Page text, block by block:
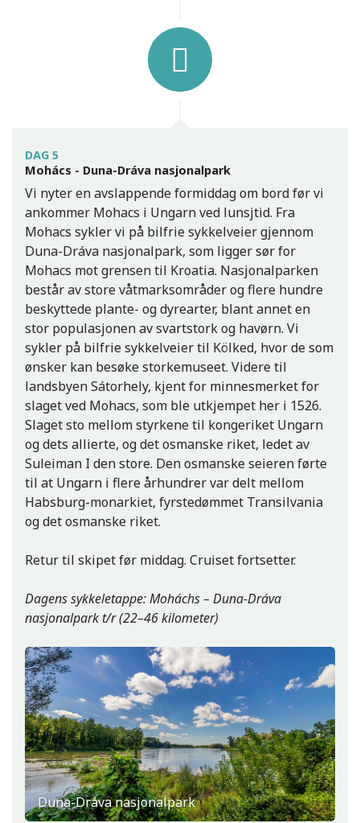
DAG 5
Mohács - Duna-Dráva nasjonalpark
Vi nyter en avslappende formiddag om bord før vi
ankommer Mohacs i Ungarn ved lunsjtid. Fra
Mohacs sykler vi på bilfrie sykkelveier gjennom
Duna-Dráva nasjonalpark, som ligger sør for
Mohacs mot grensen til Kroatia. Nasjonalparken
består av store våtmarksområder og flere hundre
beskyttede plante- og dyrearter, blant annet en
stor populasjonen av svartstork og havørn. Vi
sykler på bilfrie sykkelveier til Kölked, hvor de som
ønsker kan besøke storkemuseet. Videre til
landsbyen Sátorhely, kjent for minnesmerket for
slaget ved Mohacs, som ble utkjempet her i 1526.
Slaget sto mellom styrkene til kongeriket Ungarn
og dets allierte, og det osmanske riket, ledet av
Suleiman I den store. Den osmanske seieren førte
til at Ungarn i flere århundrer var delt mellom
Habsburg-monarkiet, fyrstedømmet Transilvania
og det osmanske riket.
Retur til skipet før middag. Cruiset fortsetter.
Dagens sykkeletappe: Moháchs – Duna-Dráva
nasjonalpark t/r (22–46 kilometer)
Duna-Dráva nasjonalpark